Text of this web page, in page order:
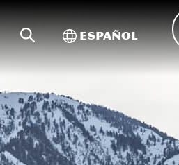
Búsqueda en el sitio
Alternar
Español